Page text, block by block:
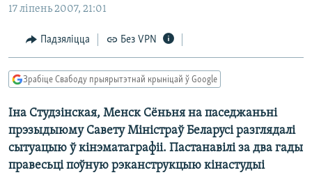
Перайсьці
Перайсьці
пошуку
ЛЮДЗІ
ПАЛІТЫКА
ВАЙНА
БЕЛАРУСЫ НА ВАЙНЕ
ПАЛІТВЯЗЬНІ
КУЛЬТУРА
БЛОГІ
ГІСТОРЫЯ НА СВАБОДЗЕ
КНІГІ
АЎДЫЁКНІГІ
МОВА
АБЫСЬЦІ БЛЯКАВАНЬНЕ
ПАДЗЯЛІЦЦА ІНФАРМАЦЫЯЙ
ПАДПІСАЦЦА
RSS
FACEBOOK
TWITTER
Усе сайты РС/РСЭ
17 ліпень 2007, 21:01
Падзяліцца Без VPN
Зрабіце Свабоду прыярытэтнай крыніцай ў Google
Іна Студзінская, Менск Сёньня на паседжаньні
прэзыдыюму Савету Міністраў Беларусі разглядалі
сытуацыю ў кінэматаграфіі. Пастанавілі за два гады
правесьці поўную рэканструкцыю кінастудыі